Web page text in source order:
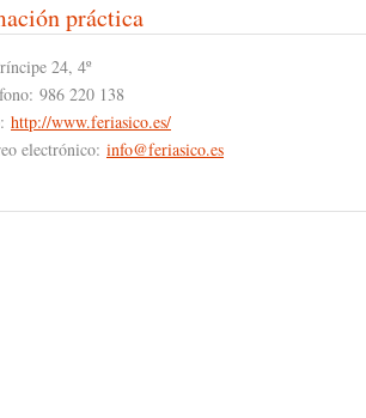
práctica
24, 4º
986 220 138
http://www.feriasico.es/
electrónico: info@feriasico.es